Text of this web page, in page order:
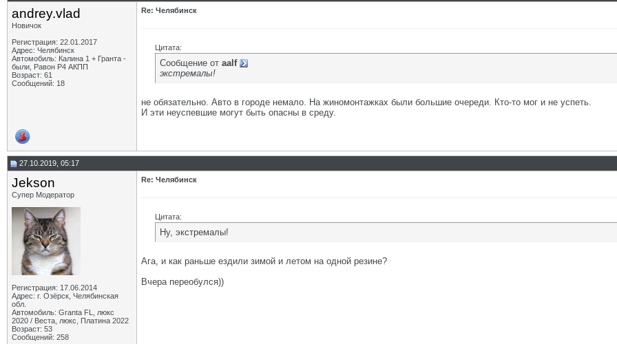
andrey.vlad
Новичок
Регистрация: 22.01.2017
Адрес: Челябинск
Автомобиль: Калина 1 + Гранта -
были, Равон Р4 АКПП
Возраст: 61
Сообщений: 18
Re: Челябинск
Цитата:
Сообщение от aalf
экстремалы!
не обязательно. Авто в городе немало. На жиномонтажках были большие очереди. Кто-то мог и не успеть.
И эти неуспевшие могут быть опасны в среду.
27.10.2019, 05:17
Jekson
Супер Модератор
Регистрация: 17.06.2014
Адрес: г. Озёрск, Челябинская
обл.
Автомобиль: Granta FL, люкс
2020 / Веста, люкс, Платина 2022
Возраст: 53
Сообщений: 258
Re: Челябинск
Цитата:
Ну, экстремалы!
Ага, и как раньше ездили зимой и летом на одной резине?
Вчера переобулся))